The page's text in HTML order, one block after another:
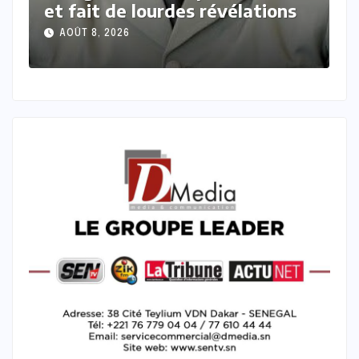
fait de lourdes révélations
AOÛT 8, 2026